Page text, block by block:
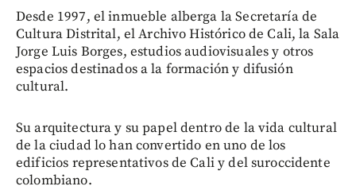
Desde 1997, el inmueble alberga la Secretaría de
Cultura Distrital, el Archivo Histórico de Cali, la Sala
Jorge Luis Borges, estudios audiovisuales y otros
espacios destinados a la formación y difusión
cultural.
Su arquitectura y su papel dentro de la vida cultural
de la ciudad lo han convertido en uno de los
edificios representativos de Cali y del suroccidente
colombiano.